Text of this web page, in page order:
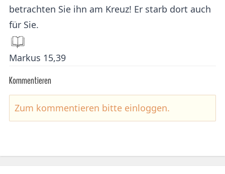
betrachten Sie ihn am Kreuz! Er starb dort auch
für Sie.
Markus 15,39
Kommentieren
Zum kommentieren bitte einloggen.